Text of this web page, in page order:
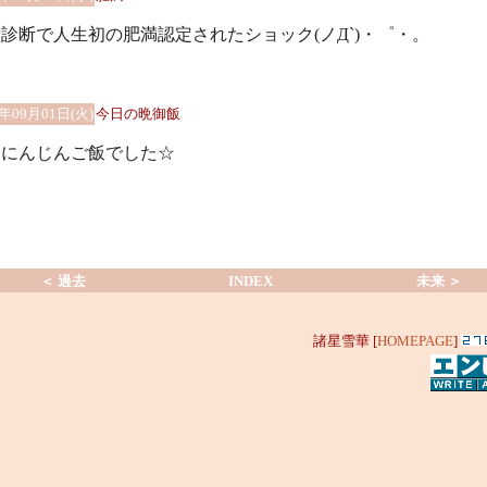
断で人生初の肥満認定されたショック(ノД`)・゜・。
09月01日(火)今日の晩御飯
んじんご飯でした☆
＜ 過去 INDEX 未来 ＞
諸星雪華 [HOMEPAGE]